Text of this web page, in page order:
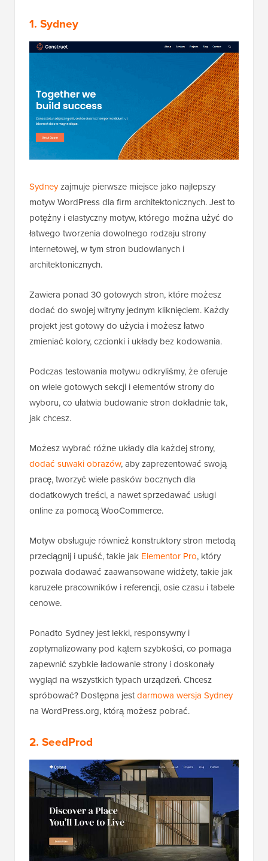
1. Sydney
Sydneyzajmuje pierwsze miejsce jako najlepszy
motyw WordPress dla firm architektonicznych. Jest to
potężny i elastyczny motyw, którego można użyć do
łatwego tworzenia dowolnego rodzaju strony
internetowej, w tym stron budowlanych i
architektonicznych.
Zawiera ponad 30 gotowych stron, które możesz
dodać do swojej witryny jednym kliknięciem. Każdy
projekt jest gotowy do użycia i możesz łatwo
zmieniać kolory, czcionki i układy bez kodowania.
Podczas testowania motywu odkryliśmy, że oferuje
on wiele gotowych sekcji i elementów strony do
wyboru, co ułatwia budowanie stron dokładnie tak,
jak chcesz.
Możesz wybrać różne układy dla każdej strony,
dodać suwaki obrazów, aby zaprezentować swoją
pracę, tworzyć wiele pasków bocznych dla
dodatkowych treści, a nawet sprzedawać usługi
online za pomocą WooCommerce.
Motyw obsługuje również konstruktory stron metodą
przeciągnij i upuść, takie jak Elementor Pro, który
pozwala dodawać zaawansowane widżety, takie jak
karuzele pracowników i referencji, osie czasu i tabele
cenowe.
Ponadto Sydney jest lekki, responsywny i
zoptymalizowany pod kątem szybkości, co pomaga
zapewnić szybkie ładowanie strony i doskonały
wygląd na wszystkich typach urządzeń. Chcesz
spróbować? Dostępna jestdarmowa wersja Sydney
na WordPress.org, którą możesz pobrać.
2. SeedProd